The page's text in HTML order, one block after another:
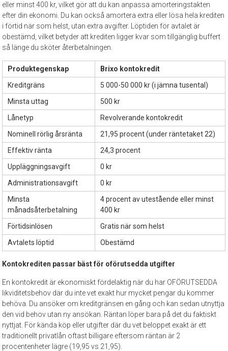
eller minst 400 kr, vilket gör att du kan anpassa amorteringstakten
efter din ekonomi. Du kan också amortera extra eller lösa hela krediten
i förtid när som helst, utan extra avgifter. Löptiden för avtalet är
obestämd, vilket betyder att krediten ligger kvar som tillgänglig buffert
så länge du sköter återbetalningen.
Produktegenskap
Brixo kontokredit
Kreditgräns
5 000-50 000 kr (i jämna tusental)
Minsta uttag
500 kr
Lånetyp
Revolverande kontokredit
Nominell rörlig årsränta
21,95 procent (under räntetaket 22)
Effektiv ränta
24,3 procent
Uppläggningsavgift
0 kr
Administrationsavgift
0 kr
Minsta
månadsåterbetalning
4 procent av utestående eller minst
400 kr
Förtidsinlösen
Gratis när som helst
Avtalets löptid
Obestämd
Kontokrediten passar bäst för oförutsedda utgifter
En kontokredit är ekonomiskt fördelaktig när du har OFÖRUTSEDDA
likviditetsbehov där du inte vet exakt hur mycket pengar du kommer
behöva. Du ansöker om kreditgränsen en gång och kan sedan utnyttja
den vid behov utan ny ansökan. Räntan löper bara på det du faktiskt
nyttjat. För kända köp eller utgifter där du vet beloppet exakt är ett
traditionellt privatlån oftast billigare eftersom räntan är 2
procentenheter lägre (19,95 vs 21,95).